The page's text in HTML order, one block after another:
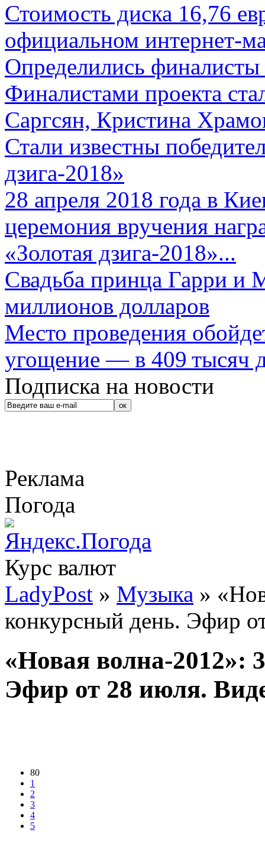
Стоимость диска 16,76
официальном интернет-
Определились
Финалистами проекта
Саргсян, Кристина
Стали известны
дзига-2018»
28 апреля 2018 года в
церемония вручения
«Золотая дзига-2018»...
Свадьба принца Гарри и
миллионов долларов
Место проведения
угощение — в 409 тысяч
Подписка на новости
Реклама
Погода
Курс валют
LadyPost » Музыка »
конкурсный день. Эфир
«Новая волна-2012»:
Эфир от 28 июля.
80
1
2
3
4
5